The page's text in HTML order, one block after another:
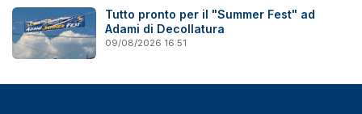
Tutto pronto per il "Summer Fest" ad
Adami di Decollatura
09/08/2026 16:51